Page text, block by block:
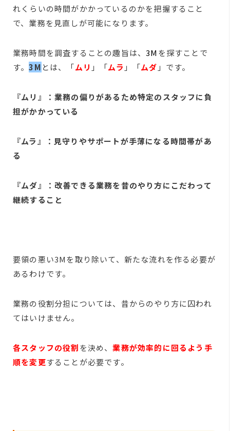
れくらいの時間がかかっているのかを把握すること
で、業務を見直しが可能になります。
業務時間を調査することの趣旨は、3Mを探すことで
す。3M とは、「ムリ 」「ムラ 」「ムダ 」です。
『ムリ』：業務の偏りがあるため特定のスタッフに負
担がかかっている
『ムラ』：見守りやサポートが手薄になる時間帯があ
る
『ムダ』：改善できる業務を昔のやり方にこだわって
継続すること
要領の悪い3Mを取り除いて、新たな流れを作る必要が
あるわけです。
業務の役割分担については、昔からのやり方に囚われ
てはいけません。
各スタッフの役割を決め、業務が効率的に回るよう手
順を変更することが必要です。